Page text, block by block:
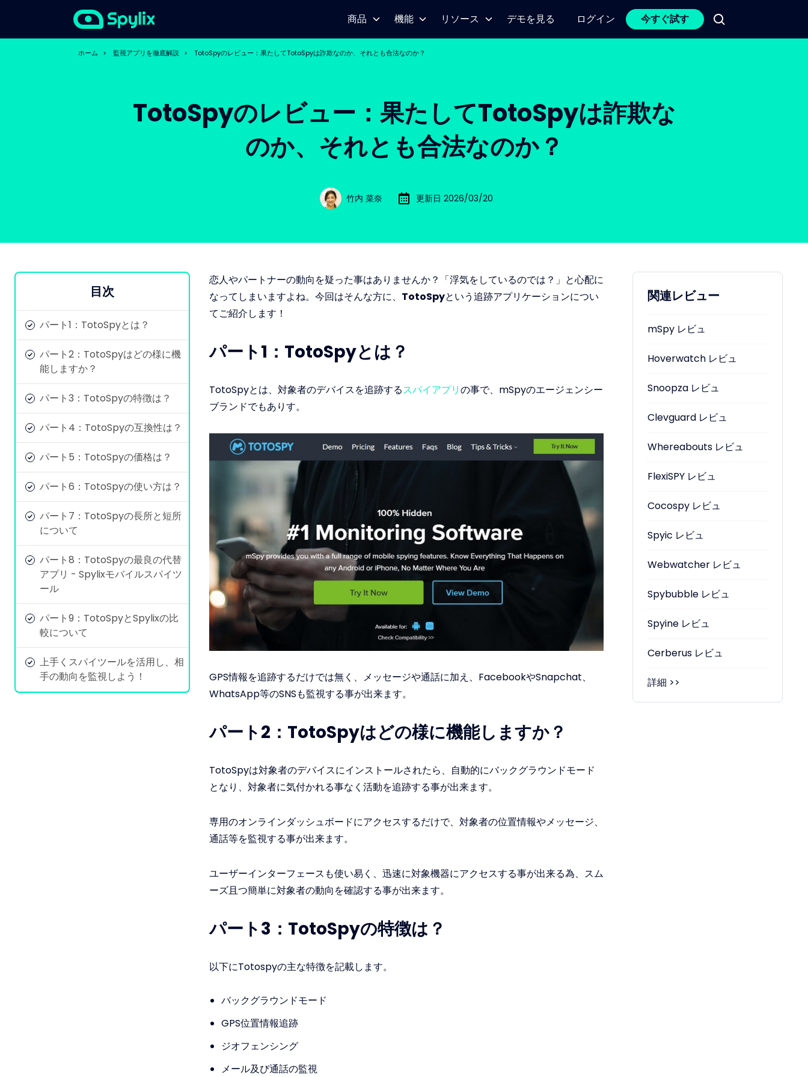
商品 機能 リソース デモを見る ログイン 今すぐ試す
ホーム > 監視アプリを徹底解説 > TotoSpyのレビュー：果たしてTotoSpyは詐欺なのか、それとも合法なのか？
TotoSpyのレビュー：果たしてTotoSpyは詐欺な
のか、それとも合法なのか？
竹内 菜奈 更新日 2026/03/20
目次
パート1：TotoSpyとは？
パート2：TotoSpyはどの様に機
能しますか？
パート3：TotoSpyの特徴は？
パート4：TotoSpyの互換性は？
パート5：TotoSpyの価格は？
パート6：TotoSpyの使い方は？
パート7：TotoSpyの長所と短所
について
パート8：TotoSpyの最良の代替
アプリ - Spylixモバイルスパイツ
ール
パート9：TotoSpyとSpylixの比
較について
上手くスパイツールを活用し、相
手の動向を監視しよう！
関連レビュー
mSpy レビュ
Hoverwatch レビュ
Snoopza レビュ
Clevguard レビュ
Whereabouts レビュ
FlexiSPY レビュ
Cocospy レビュ
Spyic レビュ
Webwatcher レビュ
Spybubble レビュ
Spyine レビュ
Cerberus レビュ
詳細 >>
恋人やパートナーの動向を疑った事はありませんか？「浮気をしているのでは？」と心配に
なってしまいますよね。今回はそんな方に、 TotoSpyという追跡アプリケーションについ
てご紹介します！
パート1：TotoSpyとは？
TotoSpyとは、対象者のデバイスを追跡するスパイアプリの事で、mSpyのエージェンシー
ブランドでもありす。
GPS情報を追跡するだけでは無く、メッセージや通話に加え、FacebookやSnapchat、
WhatsApp等のSNSも監視する事が出来ます。
パート2：TotoSpyはどの様に機能しますか？
TotoSpyは対象者のデバイスにインストールされたら、自動的にバックグラウンドモード
となり、対象者に気付かれる事なく活動を追跡する事が出来ます。
専用のオンラインダッシュボードにアクセスするだけで、対象者の位置情報やメッセージ、
通話等を監視する事が出来ます。
ユーザーインターフェースも使い易く、迅速に対象機器にアクセスする事が出来る為、スム
ーズ且つ簡単に対象者の動向を確認する事が出来ます。
パート3：TotoSpyの特徴は？
以下にTotospyの主な特徴を記載します。
バックグラウンドモード
GPS位置情報追跡
ジオフェンシング
メール及び通話の監視